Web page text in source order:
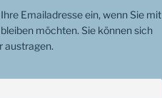
Emailadresse ein, wenn Sie mit
möchten. Sie können sich
austragen.